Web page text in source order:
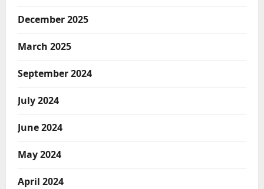
December 2025
March 2025
September 2024
July 2024
June 2024
May 2024
April 2024